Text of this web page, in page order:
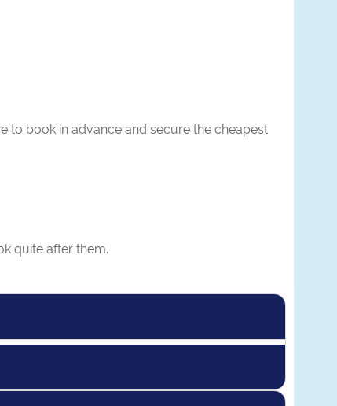
to book in advance and secure the cheapest
quite after them.